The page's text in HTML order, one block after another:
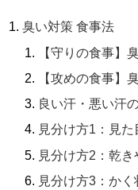
臭い対策 食事法
【守りの食事】
【攻めの食事】
良い汗・悪い汗
見分け方1：見
見分け方2：乾
見分け方3：か